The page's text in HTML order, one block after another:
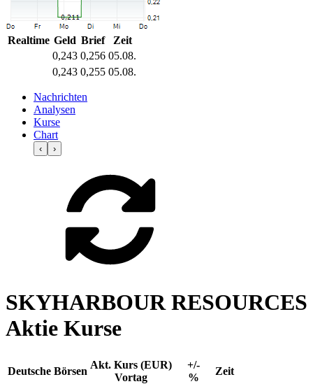
Realtime Geld Brief
Zeit
0,243 0,256 05.08.
0,243 0,255 05.08.
Nachrichten
Analysen
Kurse
Chart
‹ ›
SKYHARBOUR RESOURCES
Aktie Kurse
Deutsche Börsen
Akt. Kurs (EUR)
Vortag
+/-
%
Zeit